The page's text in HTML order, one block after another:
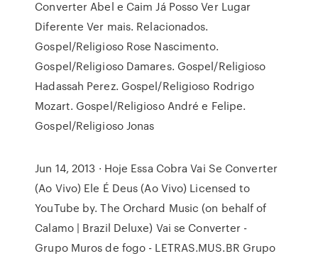
Converter Abel e Caim Já Posso Ver Lugar
Diferente Ver mais. Relacionados.
Gospel/Religioso Rose Nascimento.
Gospel/Religioso Damares. Gospel/Religioso
Hadassah Perez. Gospel/Religioso Rodrigo
Mozart. Gospel/Religioso André e Felipe.
Gospel/Religioso Jonas
Jun 14, 2013 · Hoje Essa Cobra Vai Se Converter
(Ao Vivo) Ele É Deus (Ao Vivo) Licensed to
YouTube by. The Orchard Music (on behalf of
Calamo | Brazil Deluxe) Vai se Converter -
Grupo Muros de fogo - LETRAS.MUS.BR Grupo